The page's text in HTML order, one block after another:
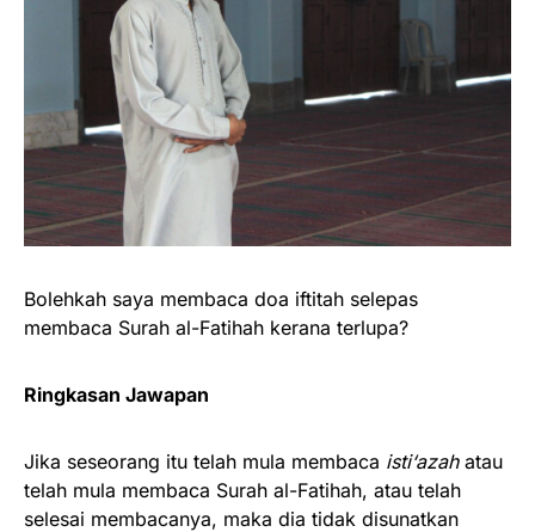
Bolehkah saya membaca doa iftitah selepas
membaca Surah al-Fatihah kerana terlupa?
Ringkasan Jawapan
Jika seseorang itu telah mula membaca isti‘azahatau
telah mula membaca Surah al-Fatihah, atau telah
selesai membacanya, maka dia tidak disunatkan